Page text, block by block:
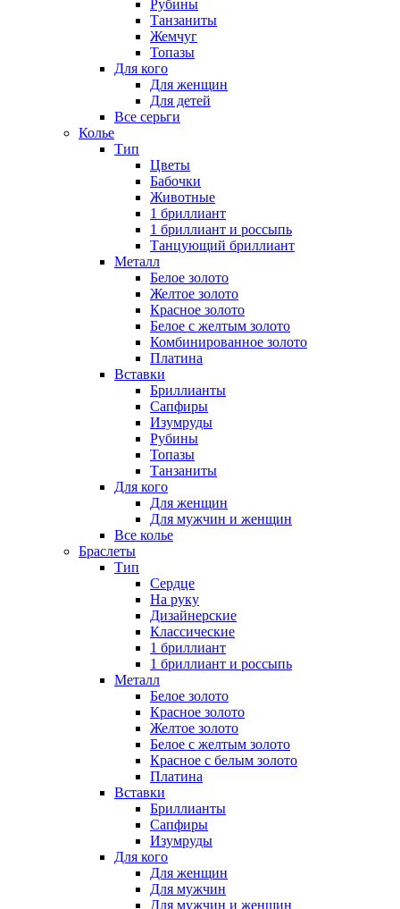
Рубины
Танзаниты
Жемчуг
Топазы
Для кого
Для женщин
Для детей
Все серьги
Колье
Тип
Цветы
Бабочки
Животные
1 бриллиант
1 бриллиант и россыпь
Танцующий бриллиант
Металл
Белое золото
Желтое золото
Красное золото
Белое с желтым золото
Комбинированное золото
Платина
Вставки
Бриллианты
Сапфиры
Изумруды
Рубины
Топазы
Танзаниты
Для кого
Для женщин
Для мужчин и женщин
Все колье
Браслеты
Тип
Сердце
На руку
Дизайнерские
Классические
1 бриллиант
1 бриллиант и россыпь
Металл
Белое золото
Красное золото
Желтое золото
Белое с желтым золото
Красное с белым золото
Платина
Вставки
Бриллианты
Сапфиры
Изумруды
Для кого
Для женщин
Для мужчин
Для мужчин и женщин